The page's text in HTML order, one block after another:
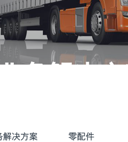
务解决
解决方案 零配件